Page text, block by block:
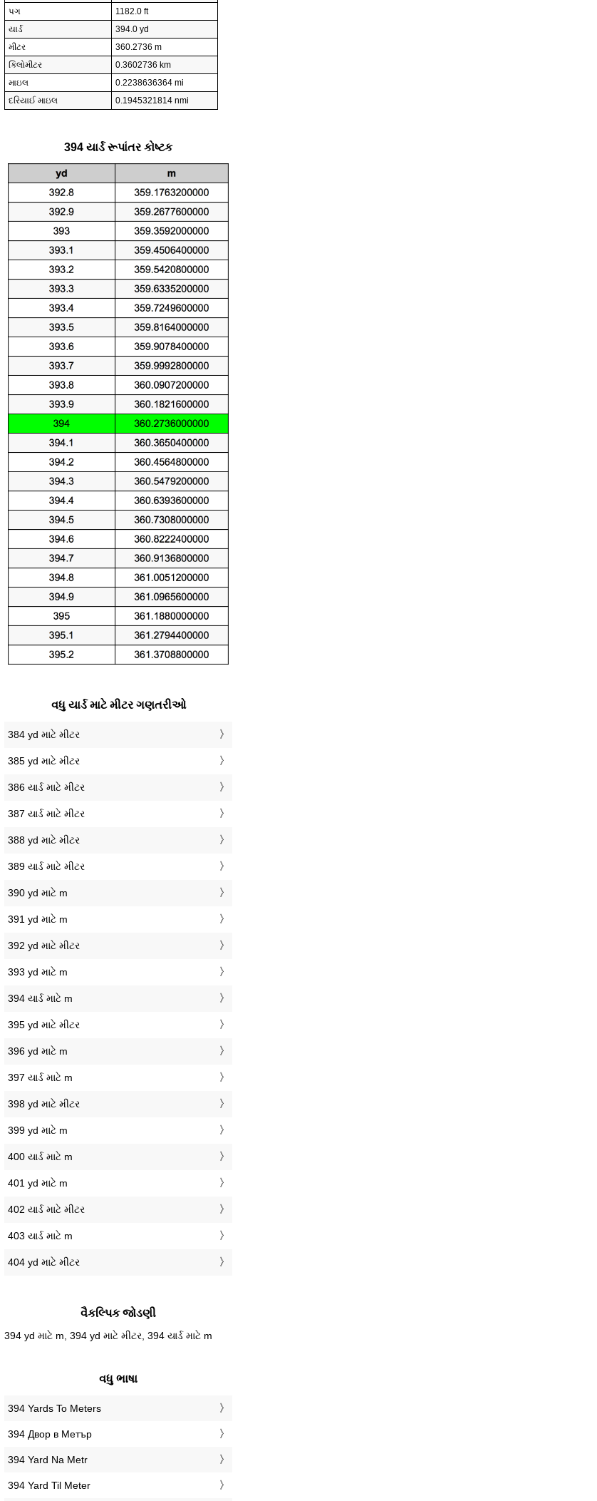
પગ
1182.0 ft
યાર્ડ
394.0 yd
મીટર
360.2736 m
કિલોમીટર
0.3602736 km
માઇલ
0.2238636364 mi
દરિયાઈ માઇલ
0.1945321814 nmi
394 યાર્ડ રૂપાંતર કોષ્ટક
વધુ યાર્ડ માટે મીટર ગણતરીઓ
384 yd માટે મીટર
385 yd માટે મીટર
386 યાર્ડ માટે મીટર
387 યાર્ડ માટે મીટર
388 yd માટે મીટર
389 યાર્ડ માટે મીટર
390 yd માટે m
391 yd માટે m
392 yd માટે મીટર
393 yd માટે m
394 યાર્ડ માટે m
395 yd માટે મીટર
396 yd માટે m
397 યાર્ડ માટે m
398 yd માટે મીટર
399 yd માટે m
400 યાર્ડ માટે m
401 yd માટે m
402 યાર્ડ માટે મીટર
403 યાર્ડ માટે m
404 yd માટે મીટર
વૈકલ્પિક જોડણી
394 yd માટે m, 394 yd માટે મીટર, 394 યાર્ડ માટે m
વધુ ભાષા
‎394 Yards To Meters
‎394 Двор в Метър
‎394 Yard Na Metr
‎394 Yard Til Meter